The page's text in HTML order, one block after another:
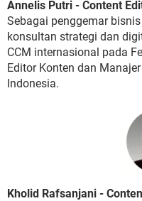
Annelis Putri - Content
Sebagai penggemar bisnis
konsultan strategi dan
CCM internasional pada
Editor Konten dan
Indonesia.
Kholid Rafsanjani -